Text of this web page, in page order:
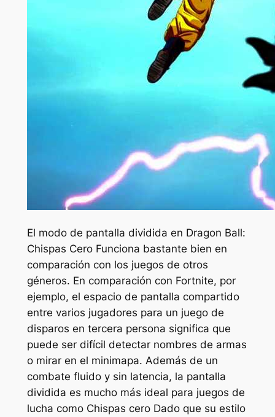
El modo de pantalla dividida en Dragon Ball:
Chispas CeroFunciona bastante bien en
comparación con los juegos de otros
géneros. En comparación con Fortnite, por
ejemplo, el espacio de pantalla compartido
entre varios jugadores para un juego de
disparos en tercera persona significa que
puede ser difícil detectar nombres de armas
o mirar en el minimapa. Además de un
combate fluido y sin latencia, la pantalla
dividida es mucho más ideal para juegos de
lucha como Chispas ceroDado que su estilo